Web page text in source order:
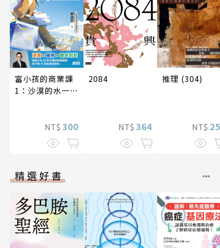
富小孩的商業課
1：沙漠的水一瓶
NT$ 300
2084
NT$ 364
推理 (304)
NT$
精選好書